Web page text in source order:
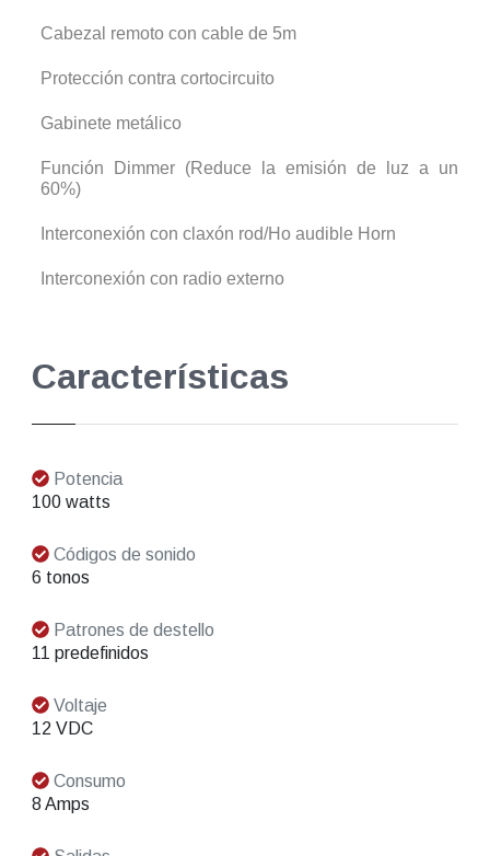
Cabezal remoto con cable de 5m
Protección contra cortocircuito
Gabinete metálico
Función Dimmer (Reduce la emisión de luz a un
60%)
Interconexión con claxón rod/Ho audible Horn
Interconexión con radio externo
Características
Potencia
100 watts
Códigos de sonido
6 tonos
Patrones de destello
11 predefinidos
Voltaje
12 VDC
Consumo
8 Amps